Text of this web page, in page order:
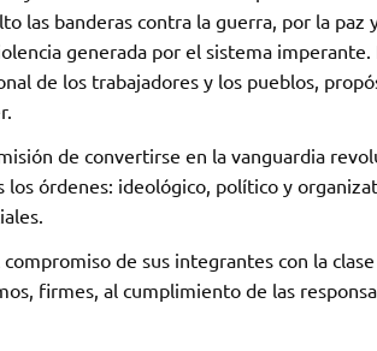
las banderas contra la guerra, por la paz
generada por el sistema
de los trabajadores y los pueblos,
de convertirse en la vanguardia
órdenes: ideológico, político y
de sus integrantes con la
firmes, al cumplimiento de las